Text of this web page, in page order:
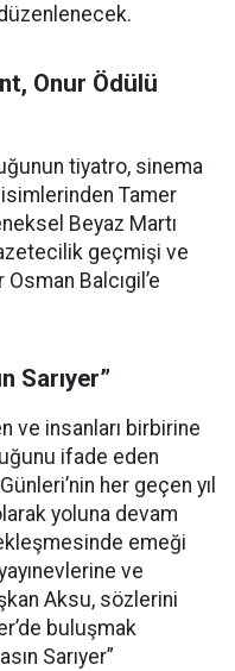
Onur Ödülü
tiyatro, sinema
Tamer
Beyaz Martı
geçmişi ve
Balcıgil’e
Sarıyer”
ve insanları birbirine
ifade eden
her geçen yıl
yoluna devam
emeği
ve
Aksu, sözlerini
buluşmak
Sarıyer”